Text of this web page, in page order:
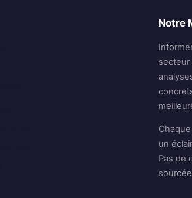
Notre
secteur
un
Pas de